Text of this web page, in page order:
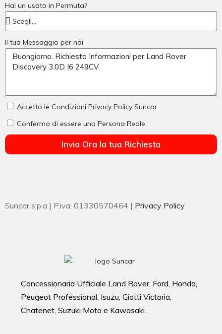
Hai un usato in Permuta?
Il tuo Messaggio per noi
Accetto le Condizioni Privacy Policy Suncar
Confermo di essere una Persona Reale
Invia Ora la tua Richiesta
Suncar s.p.a | P.iva: 01330570464 | Privacy Policy
Concessionaria Ufficiale Land Rover, Ford, Honda,
Peugeot Professional, Isuzu, Giotti Victoria,
Chatenet, Suzuki Moto e Kawasaki.